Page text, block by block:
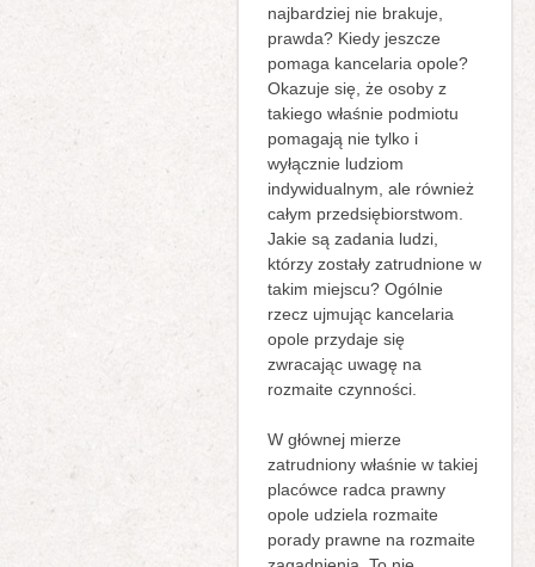
najbardziej nie brakuje,
prawda? Kiedy jeszcze
pomaga kancelaria opole?
Okazuje się, że osoby z
takiego właśnie podmiotu
pomagają nie tylko i
wyłącznie ludziom
indywidualnym, ale również
całym przedsiębiorstwom.
Jakie są zadania ludzi,
którzy zostały zatrudnione w
takim miejscu? Ogólnie
rzecz ujmując kancelaria
opole przydaje się
zwracając uwagę na
rozmaite czynności.
W głównej mierze
zatrudniony właśnie w takiej
placówce radca prawny
opole udziela rozmaite
porady prawne na rozmaite